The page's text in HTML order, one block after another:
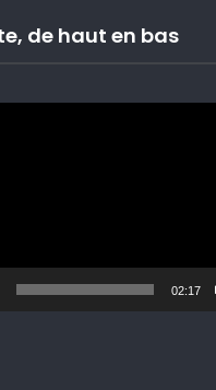
de haut en bas
02:17